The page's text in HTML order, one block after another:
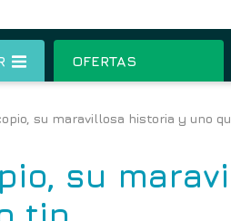
OFERTAS
su maravillosa historia y uno
su